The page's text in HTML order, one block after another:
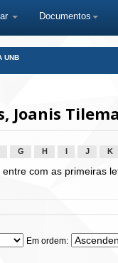
Documentos
UNB
Joanis
G H J K
entre com as primeiras
Em ordem: